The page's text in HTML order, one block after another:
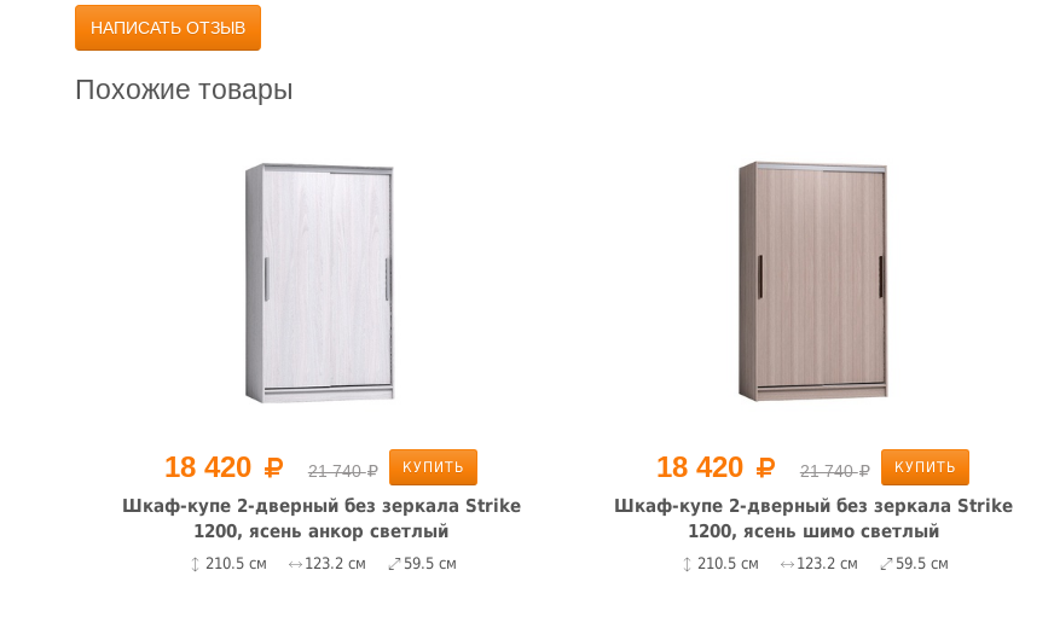
НАПИСАТЬ ОТЗЫВ
Похожие товары
18 420 21 740 КУПИТЬ
Шкаф-купе 2-дверный без зеркала Strike
1200, ясень анкор светлый
210.5 см 123.2 см 59.5 см
18 420 21 740 КУПИТЬ
Шкаф-купе 2-дверный без зеркала Strike
1200, ясень шимо светлый
210.5 см 123.2 см 59.5 см